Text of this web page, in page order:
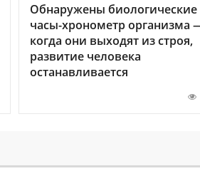
Обнаружены биологические
часы-хронометр организма
когда они выходят из строя,
развитие человека
останавливается